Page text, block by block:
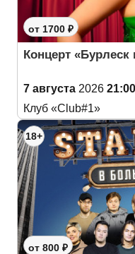
от 1700 ₽
Концерт «Бурлеск
7 августа 2026 21:00
Клуб «Club#1»
18+
от 800 ₽